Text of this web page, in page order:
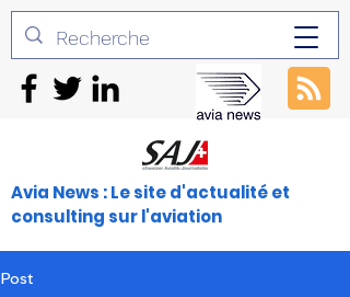
Avia News : Le site d'actualité et
consulting sur l'aviation
Post